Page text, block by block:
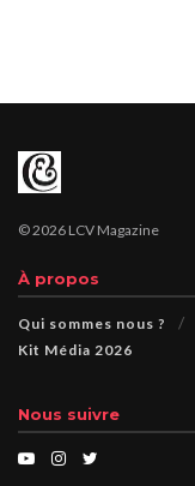
© 2026 LCV Magazine
À propos
Qui sommes nous ?
Kit Média 2026
Nous suivre